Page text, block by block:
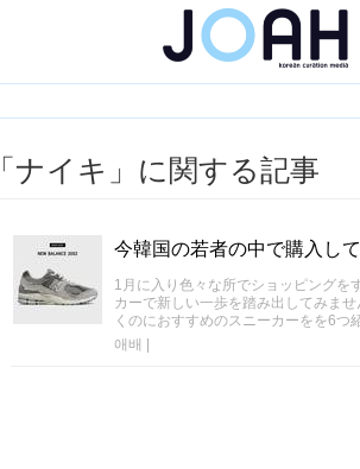
「ナイキ」に関する記事
今韓国の若者の中で購入し
1月に入り色々な所でショッピングを
カーで新しい一歩を踏み出してみま
くのにおすすめのスニーカーをを6つ
애배